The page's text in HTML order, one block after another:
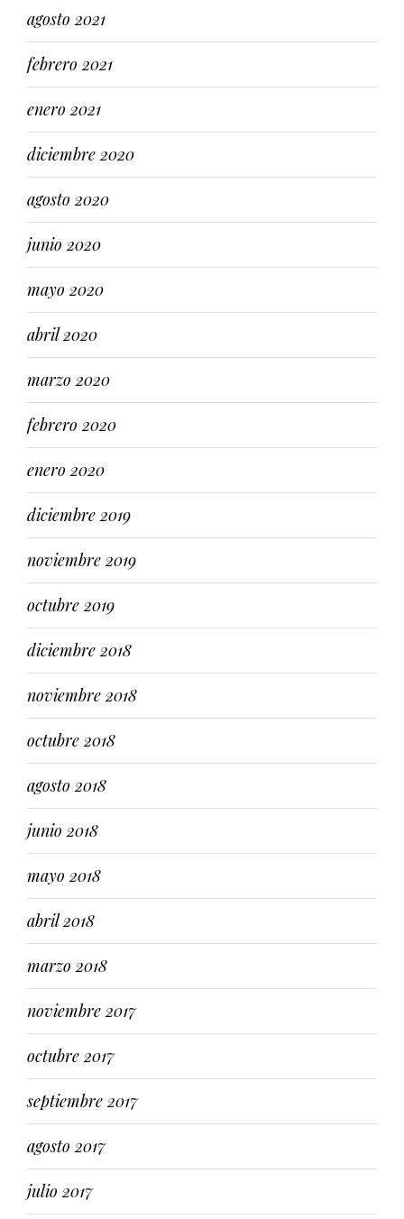
agosto 2021
febrero 2021
enero 2021
diciembre 2020
agosto 2020
junio 2020
mayo 2020
abril 2020
marzo 2020
febrero 2020
enero 2020
diciembre 2019
noviembre 2019
octubre 2019
diciembre 2018
noviembre 2018
octubre 2018
agosto 2018
junio 2018
mayo 2018
abril 2018
marzo 2018
noviembre 2017
octubre 2017
septiembre 2017
agosto 2017
julio 2017